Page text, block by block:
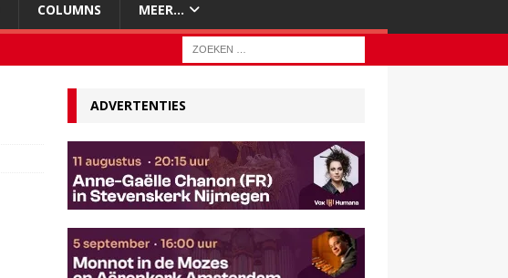
COLUMNS MEER…
ADVERTENTIES